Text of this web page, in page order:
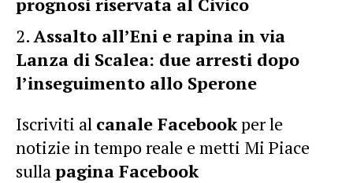
Assalto all’Eni e rapina in via
Lanza di Scalea: due arresti dopo
l’inseguimento allo Sperone
Iscriviti al canale Facebookper le
notizie in tempo reale e metti Mi Piace
sullapagina Facebook